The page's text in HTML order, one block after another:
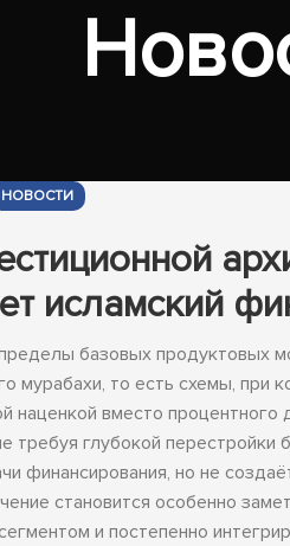
НОВОСТИ
исламский
базовых продуктовых
то есть схемы, при
наценкой вместо процентного
глубокой
финансирования, но не
становится особенно
и постепенно